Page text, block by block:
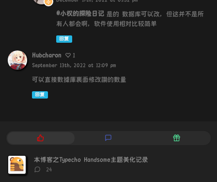
@小权的探险日记 是的 数据库可以改，但这并不是所
有人都会啊，软件使用相对比较简单
回复
Hubcharon 1
September 13th, 2022 at 12:09 pm
可以直接數據庫裏面修改讚的數量
回复
热
文
章
评
随
本博客之Typecho Handsome主题美化记录
评
24